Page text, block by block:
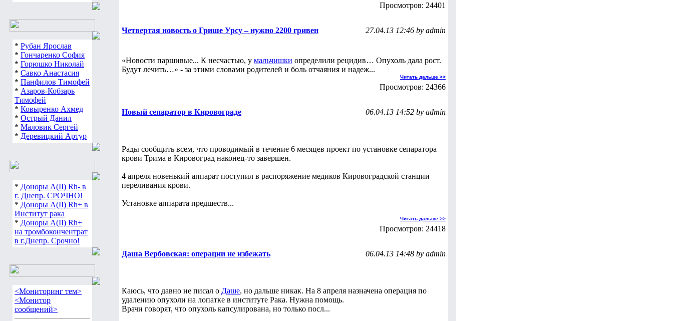
* Рубан Ярослав
* Гончаренко София
* Горюшко Николай
* Савко Анастасия
* Панфилов Тимофей
* Азаров-Кобзарь
Тимофей
* Ковыренко Ахмед
* Острый Данил
* Маловик Сергей
* Деревицкий Артур
* Доноры А(ІІ) Rh- в
г. Днепр. СРОЧНО!
* Доноры А(ІІ) Rh+ в
Институт рака
* Доноры А(ІІ) Rh+
на тромбокончентрат
в г.Днепр. Срочно!
<Мониторинг тем>
<Монитор
сообщений>
Просмотров: 24401
Четвертая новость о Грише Урсу – нужно 2200 гривен 27.04.13 12:46 by admin
«Новости паршивые... К несчастью, у мальчишки определили рецидив… Опухоль дала рост.
Будут лечить…» - за этими словами родителей и боль отчаяния и надеж...
Читать дальше >>
Просмотров: 24366
Новый сепаратор в Кировограде 06.04.13 14:52 by admin
Рады сообщить всем, что проводимый в течение 6 месяцев проект по установке сепаратора
крови Трима в Кировоград наконец-то завершен.
4 апреля новенький аппарат поступил в распоряжение медиков Кировоградской станции
переливания крови.
Установке аппарата предшеств...
Читать дальше >>
Просмотров: 24418
Даша Вербовская: операции не избежать 06.04.13 14:48 by admin
Каюсь, что давно не писал о Даше, но дальше никак. На 8 апреля назначена операция по
удалению опухоли на лопатке в институте Рака. Нужна помощь.
Врачи говорят, что опухоль капсулирована, но только посл...